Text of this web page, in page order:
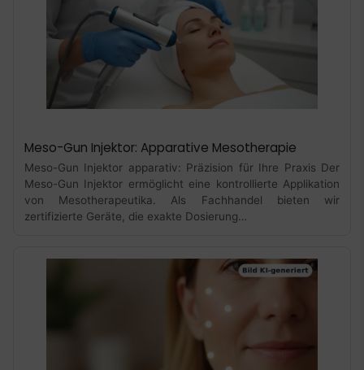
Meso-Gun Injektor: Apparative Mesotherapie
Meso-Gun Injektor apparativ: Präzision für Ihre Praxis Der
Meso-Gun Injektor ermöglicht eine kontrollierte Applikation
von Mesotherapeutika. Als Fachhandel bieten wir
zertifizierte Geräte, die exakte Dosierung…